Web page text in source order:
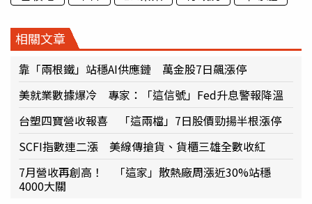
相關文章
靠「兩根鐵」站穩AI供應鏈 萬金股7日飆漲停
美就業數據爆冷 專家：「這信號」Fed升息警報降溫
台塑四寶營收報喜 「這兩檔」7日股價勁揚半根漲停
SCFI指數連二漲 美線傳搶貨、貨櫃三雄全數收紅
7月營收再創高！ 「這家」散熱廠周漲近30%站穩
4000大關